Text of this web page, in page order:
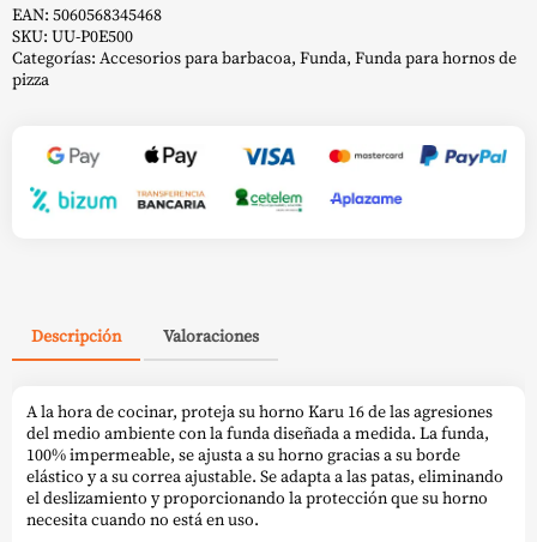
EAN: 5060568345468
SKU: UU-P0E500
Categorías: Accesorios para barbacoa, Funda, Funda para hornos de
pizza
Descripción Valoraciones
A la hora de cocinar, proteja su horno Karu 16 de las agresiones
del medio ambiente con la funda diseñada a medida. La funda,
100% impermeable, se ajusta a su horno gracias a su borde
elástico y a su correa ajustable. Se adapta a las patas, eliminando
el deslizamiento y proporcionando la protección que su horno
necesita cuando no está en uso.